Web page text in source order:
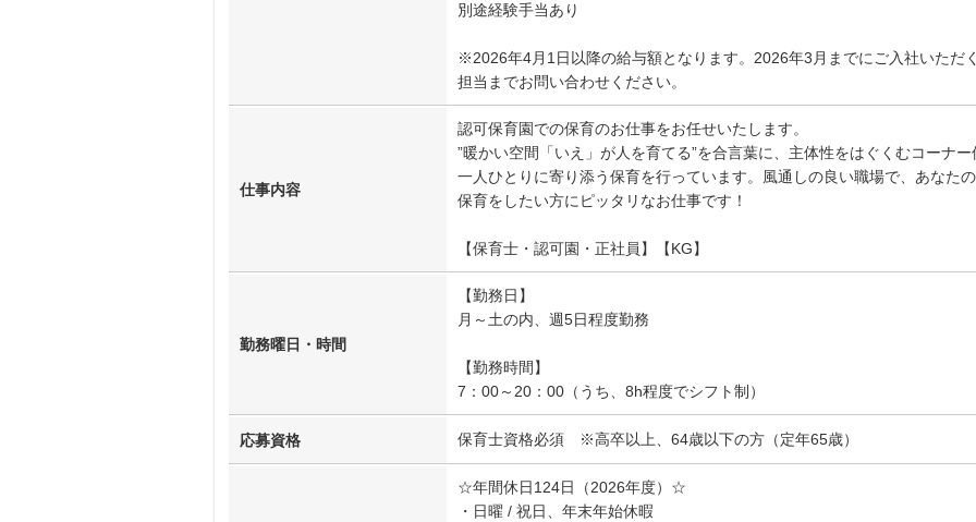
別途経験手当あり
※2026年4月1日以降の給与額となります。2026年3月までにご入社いただ
担当までお問い合わせください。
仕事内容
認可保育園での保育のお仕事をお任せいたします。
”暖かい空間「いえ」が人を育てる”を合言葉に、主体性をはぐくむコーナ
一人ひとりに寄り添う保育を行っています。風通しの良い職場で、あなた
保育をしたい方にピッタリなお仕事です！
【保育士・認可園・正社員】【KG】
勤務曜日・時間
【勤務日】
月～土の内、週5日程度勤務
【勤務時間】
7：00～20：00（うち、8h程度でシフト制）
応募資格 保育士資格必須 ※高卒以上、64歳以下の方（定年65歳）
☆年間休日124日（2026年度）☆
・日曜 / 祝日、年末年始休暇